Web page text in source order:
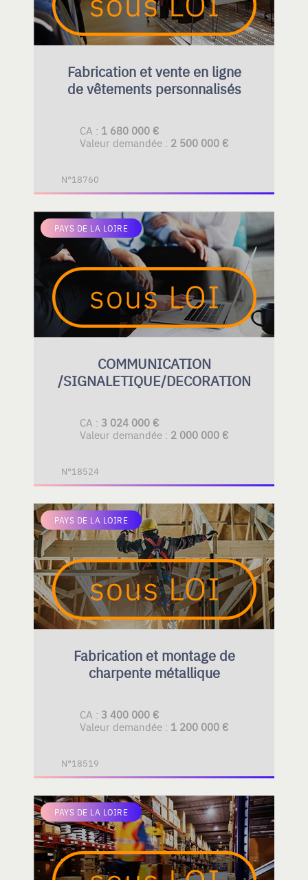
Fabrication et vente en ligne
de vêtements personnalisés
CA : 1 680 000 €
Valeur demandée : 2 500 000 €
N°18760
PAYS DE LA LOIRE
COMMUNICATION
/SIGNALETIQUE/DECORATION
CA : 3 024 000 €
Valeur demandée : 2 000 000 €
N°18524
PAYS DE LA LOIRE
Fabrication et montage de
charpente métallique
CA : 3 400 000 €
Valeur demandée : 1 200 000 €
N°18519
PAYS DE LA LOIRE